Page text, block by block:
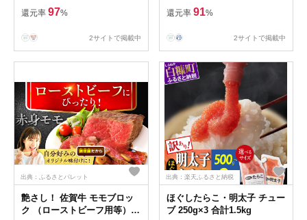
還元率 97%
2サイトで掲載中
うな丼 ひつまぶし】 G3973d
還元率 91%
2サイトで掲載中
出典：ふるさとパレット
艶さし！ 佐賀牛 モモブロッ
ク （ローストビーフ用等）
出典：楽天ふるさと納税
ほぐしたらこ・明太子 チュー
ブ 250g×3 合計1.5kg